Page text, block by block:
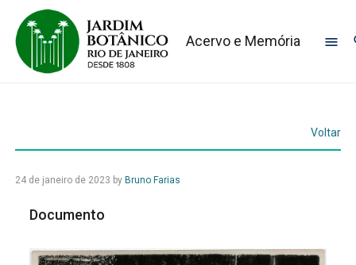
Acervo e Memória
Voltar
24 de janeiro de 2023 by Bruno Farias
Documento